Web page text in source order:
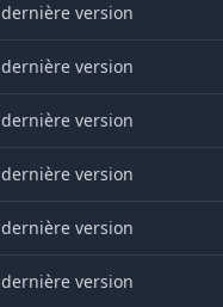
dernière version
dernière version
dernière version
dernière version
dernière version
dernière version